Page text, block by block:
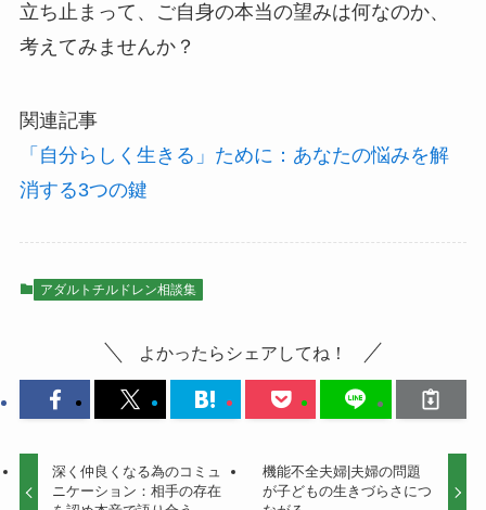
立ち止まって、ご自身の本当の望みは何なのか、
考えてみませんか？
関連記事
「自分らしく生きる」ために：あなたの悩みを解
消する3つの鍵
アダルトチルドレン相談集
よかったらシェアしてね！
深く仲良くなる為のコミュ
ニケーション：相手の存在
機能不全夫婦|夫婦の問題
が子どもの生きづらさにつ